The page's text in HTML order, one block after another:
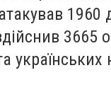
1960
3665
українських